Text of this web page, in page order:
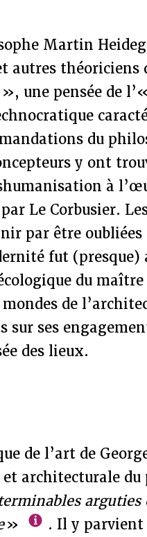
Martin
autres théoriciens
une pensée de
du
y ont
à
Le Corbusier.
par être oubliées
fut (presque)
du
de
sur ses
des lieux.
de l’art de
architecturale du
arguties
»
. Il y parvient